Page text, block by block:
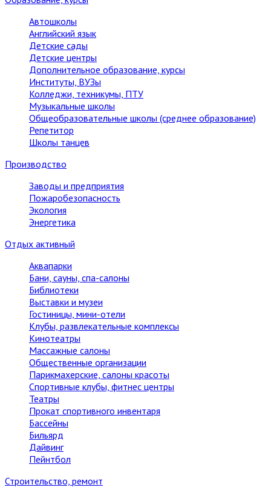
Автошколы
Английский язык
Детские сады
Детские центры
Дополнительное образование, курсы
Институты, ВУЗы
Колледжи, техникумы, ПТУ
Музыкальные школы
Общеобразовательные школы (среднее образование)
Репетитор
Школы танцев
Производство
Заводы и предприятия
Пожаробезопасность
Экология
Энергетика
Отдых активный
Аквапарки
Бани, сауны, спа-салоны
Библиотеки
Выставки и музеи
Гостиницы, мини-отели
Клубы, развлекательные комплексы
Кинотеатры
Массажные салоны
Общественные организации
Парикмахерские, салоны красоты
Спортивные клубы, фитнес центры
Театры
Прокат спортивного инвентаря
Бассейны
Бильярд
Дайвинг
Пейнтбол
Строительство, ремонт